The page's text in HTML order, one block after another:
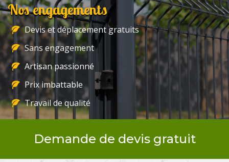
Nos engagements
Devis et déplacement gratuits
Sans engagement
Artisan passionné
Prix imbattable
Travail de qualité
Demande de devis gratuit